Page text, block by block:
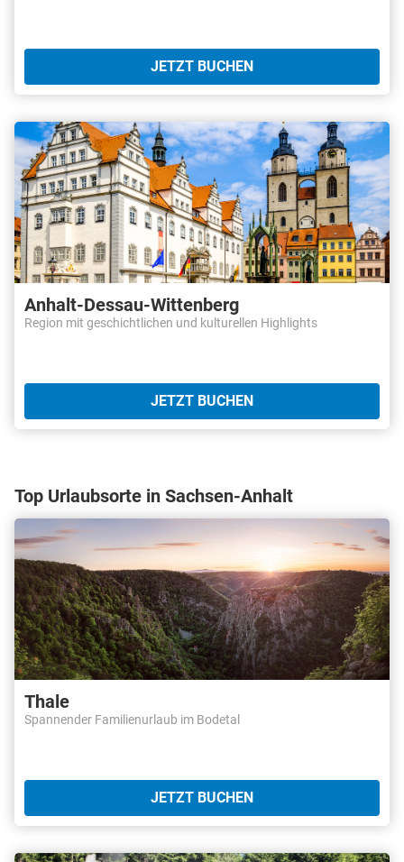
JETZT BUCHEN
Anhalt-Dessau-Wittenberg
Region mit geschichtlichen und kulturellen Highlights
JETZT BUCHEN
Top Urlaubsorte in Sachsen-Anhalt
Thale
Spannender Familienurlaub im Bodetal
JETZT BUCHEN